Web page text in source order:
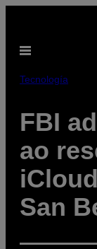
content
Open
Tecnología
​FBI
ao
San